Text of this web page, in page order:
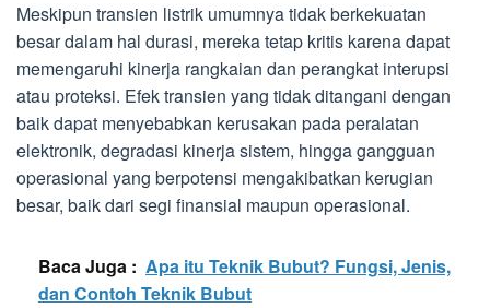
Meskipun transien listrik umumnya tidak berkekuatan
besar dalam hal durasi, mereka tetap kritis karena dapat
memengaruhi kinerja rangkaian dan perangkat interupsi
atau proteksi. Efek transien yang tidak ditangani dengan
baik dapat menyebabkan kerusakan pada peralatan
elektronik, degradasi kinerja sistem, hingga gangguan
operasional yang berpotensi mengakibatkan kerugian
besar, baik dari segi finansial maupun operasional.
Baca Juga : Apa itu Teknik Bubut? Fungsi, Jenis,
dan Contoh Teknik Bubut